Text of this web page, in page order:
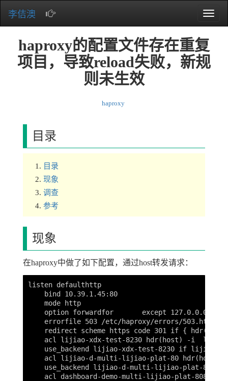
Toggle
李佶澳
haproxy的配置文件存在重复
项目，导致reload失败，新规
则未生效
haproxy
目录
目录
现象
调查
参考
现象
在haproxy中做了如下配置，通过host转发请求：
listen defaulthttp
    bind 10.39.1.45:80
    mode http
    option forwardfor       except 127.0.0.0/8
    errorfile 503 /etc/haproxy/errors/503.http
redirect scheme https code 301 if {
acl lijiao-xdx-test-8230 hdr(host) -i
use_backend lijiao-xdx-test-8230 if lijiao-
acl lijiao-d-multi-lijiao-plat-80 hdr(host)
use_backend lijiao-d-multi-lijiao-plat-80 if
acl dashboard-demo-multi-lijiao-plat-8080